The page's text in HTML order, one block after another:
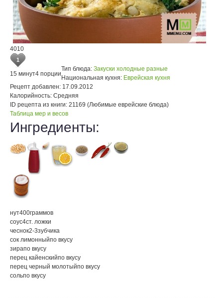
4010
1
15 минут4 порции
Тип блюда: Закуски холодные разные
Национальная кухня: Еврейская кухня
Рецепт добавлен: 17.09.2012
Калорийность: Средняя
ID рецепта из книги: 21169 (Любимые еврейские блюда)
Таблица мер и весов
Ингредиенты:
нут400граммов
соус4ст. ложки
чеснок2-3зубчика
сок лимонныйпо вкусу
зирапо вкусу
перец кайенскийпо вкусу
перец черный молотыйпо вкусу
сольпо вкусу